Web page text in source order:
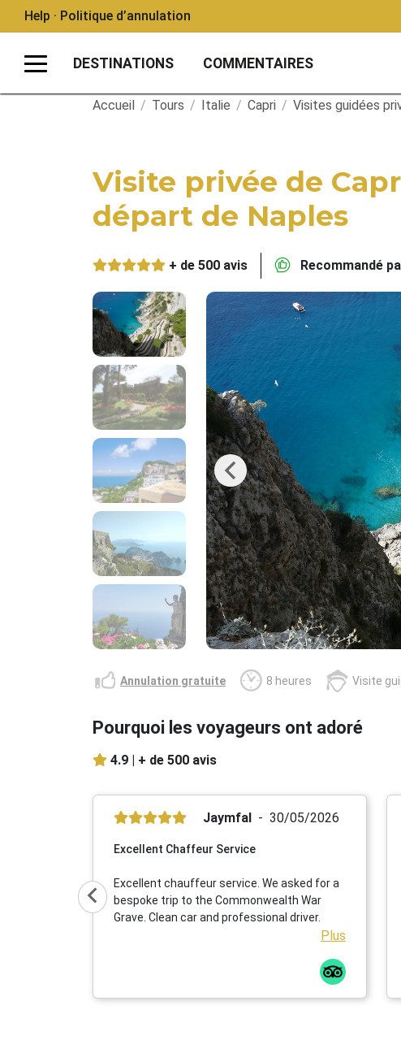
Help · Politique d’annulation
DESTINATIONS COMMENTAIRES
Accueil / Tours / Italie / Capri / Visites guidées
Visite privée de
départ de Naples
+ de 500 avis Recommandé
Previous
Annulation gratuite 8 heures Visite
Pourquoi les voyageurs ont adoré
4.9 | + de 500 avis
Jaymfal 30/05/2026
Excellent Chaffeur Service
Excellent chauffeur service. We asked for a
bespoke trip to the Commonwealth War
Grave. Clean car and professional driver.
Plus